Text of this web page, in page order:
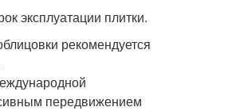
эксплуатации плитки.
рекомендуется
передвижением